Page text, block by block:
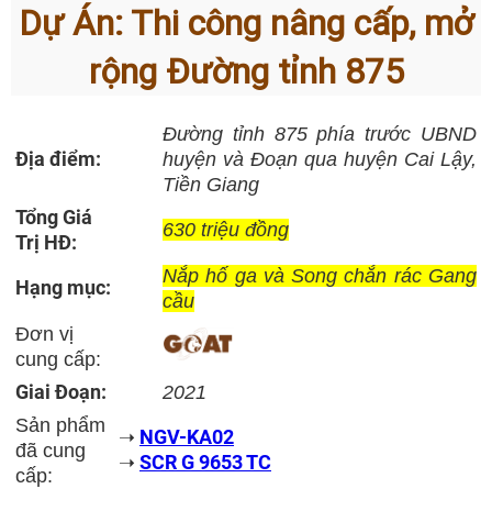
Dự Án: Thi công nâng cấp, mở
rộng Đường tỉnh 875
Địa điểm:
Đường tỉnh 875 phía trước UBND
huyện và Đoạn qua huyện Cai Lậy,
Tiền Giang
Tổng Giá
Trị HĐ:
630 triệu đồng
Hạng mục:
Nắp hố ga và Song chắn rác Gang
cầu
Đơn vị
cung cấp:
Giai Đoạn:
2021
Sản phẩm
đã cung
cấp:
➝ NGV-KA02
➝ SCR G 9653 TC